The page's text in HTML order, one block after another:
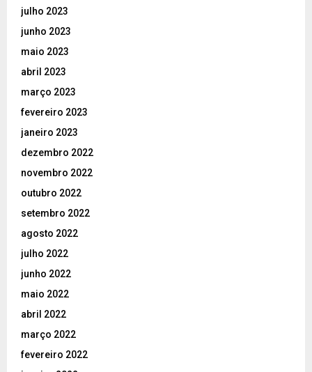
julho 2023
junho 2023
maio 2023
abril 2023
março 2023
fevereiro 2023
janeiro 2023
dezembro 2022
novembro 2022
outubro 2022
setembro 2022
agosto 2022
julho 2022
junho 2022
maio 2022
abril 2022
março 2022
fevereiro 2022